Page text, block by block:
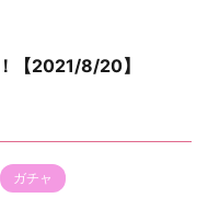
【2021/8/20】
ガチャ